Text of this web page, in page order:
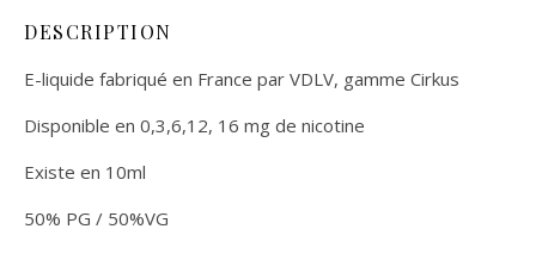
DESCRIPTION
E-liquide fabriqué en France par VDLV, gamme Cirkus
Disponible en 0,3,6,12, 16 mg de nicotine
Existe en 10ml
50% PG / 50%VG